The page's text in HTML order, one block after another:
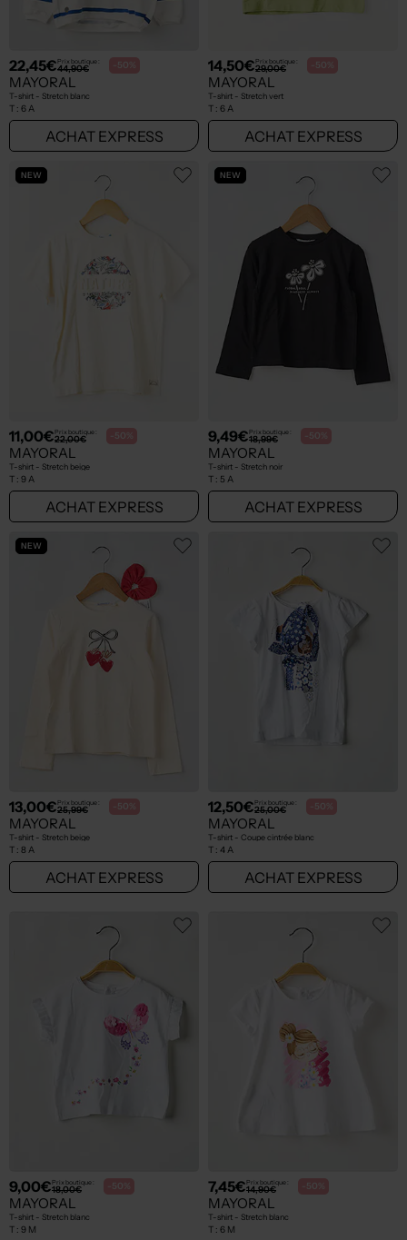
22,45€Prix boutique :
44,90€ -50%
MAYORAL
T-shirt - Stretch blanc
T : 6 A
ACHAT EXPRESS
14,50€Prix boutique :
29,00€ -50%
MAYORAL
T-shirt - Stretch vert
T : 6 A
ACHAT EXPRESS
NEW
11,00€Prix boutique :
22,00€ -50%
MAYORAL
T-shirt - Stretch beige
T : 9 A
ACHAT EXPRESS
NEW
9,49€Prix boutique :
18,99€ -50%
MAYORAL
T-shirt - Stretch noir
T : 5 A
ACHAT EXPRESS
NEW
13,00€Prix boutique :
25,99€ -50%
MAYORAL
T-shirt - Stretch beige
T : 8 A
ACHAT EXPRESS
12,50€Prix boutique :
25,00€ -50%
MAYORAL
T-shirt - Coupe cintrée blanc
T : 4 A
ACHAT EXPRESS
9,00€Prix boutique :
18,00€ -50%
MAYORAL
T-shirt - Stretch blanc
T : 9 M
7,45€Prix boutique :
14,90€ -50%
MAYORAL
T-shirt - Stretch blanc
T : 6 M